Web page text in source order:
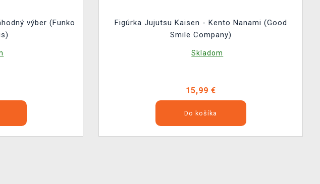
výber (Funko
Figúrka Jujutsu Kaisen - Kento Nanami (Good
Smile Company)
Skladom
15,99 €
Do košíka